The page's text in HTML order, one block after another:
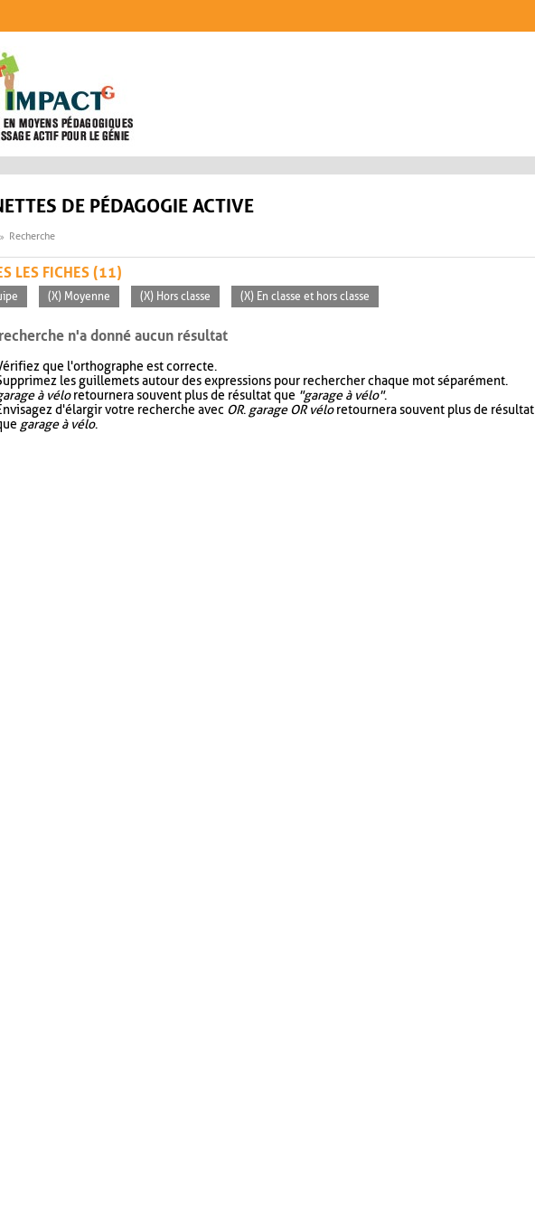
DE PÉDAGOGIE ACTIVE
Recherche
LES FICHES (11)
(X) Moyenne (X) Hors classe (X) En classe et hors classe
n'a donné aucun résultat
que l'orthographe est correcte.
les guillemets autour des expressions pour rechercher chaque mot séparément.
à véloretournera souvent plus de résultat que "garage à vélo".
d'élargir votre recherche avec OR. garage OR véloretournera souvent plus de résultat
garage à vélo.